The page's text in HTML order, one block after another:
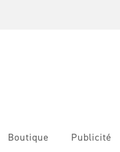
Boutique Publicité